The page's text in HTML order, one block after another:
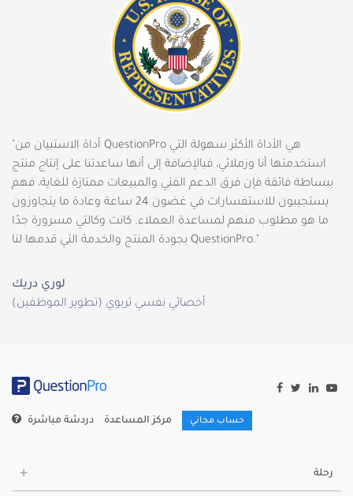
استخدمتها أنا وزملائي، فبالإضافة إلى أنها ساعدتنا على إنتاج منتج
ببساطة فائقة فإن فرق الدعم الفني والمبيعات ممتازة للغاية، فهم
يستجيبون للاستفسارات في غضون 24 ساعة وعادة ما يتجاوزون
ما هو مطلوب منهم لمساعدة العملاء. كانت وكالتي مسرورة جدًا
بجودة المنتج والخدمة التي قدمها لنا QuestionPro."
لوري دريك
أخصائي نفسي تربوي (تطوير الموظفين)
مركز المساعدة دردشة مباشرة حساب مجاني
رحلة